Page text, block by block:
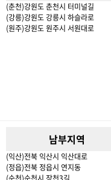
(춘천)강원도 춘천시 터미널길
(강릉)강원도 강릉시 하슬라로
(원주)강원도 원주시 서원대로
남부지역
(익산)전북 익산시 익산대로
(정읍)전북 정읍시 연지동